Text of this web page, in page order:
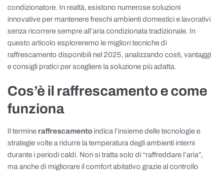
condizionatore. In realtà, esistono numerose soluzioni
innovative per mantenere freschi ambienti domestici e lavorativi
senza ricorrere sempre all’aria condizionata tradizionale. In
questo articolo esploreremo le migliori tecniche di
raffrescamento disponibili nel 2025, analizzando costi, vantaggi
e consigli pratici per scegliere la soluzione più adatta.
Cos’è il raffrescamento e come
funziona
Il termine raffrescamento indica l’insieme delle tecnologie e
strategie volte a ridurre la temperatura degli ambienti interni
durante i periodi caldi. Non si tratta solo di “raffreddare l’aria”,
ma anche di migliorare il comfort abitativo grazie al controllo